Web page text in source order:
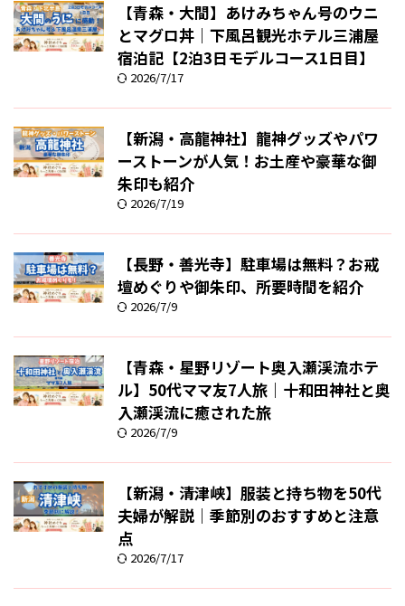
【青森・大間】あけみちゃん号のウニ
とマグロ丼｜下風呂観光ホテル三浦屋
宿泊記【2泊3日モデルコース1日目】
2026/7/17
【新潟・高龍神社】龍神グッズやパワ
ーストーンが人気！お土産や豪華な御
朱印も紹介
2026/7/19
【長野・善光寺】駐車場は無料？お戒
壇めぐりや御朱印、所要時間を紹介
2026/7/9
【青森・星野リゾート奥入瀬渓流ホテ
ル】50代ママ友7人旅｜十和田神社と奥
入瀬渓流に癒された旅
2026/7/9
【新潟・清津峡】服装と持ち物を50代
夫婦が解説｜季節別のおすすめと注意
点
2026/7/17